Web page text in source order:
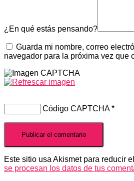
¿En qué estás pensando?
Guarda mi nombre, correo
navegador para la próxima vez que
Código CAPTCHA*
Este sitio usa Akismet para reducir
se procesan los datos de tus